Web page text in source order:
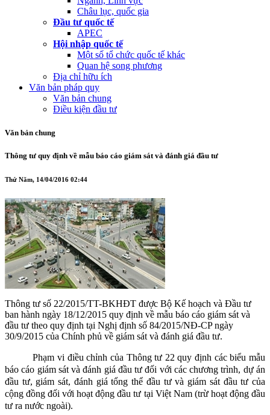
Châu lục, quốc gia
Đầu tư quốc tế
APEC
Hội nhập quốc tế
Một số tổ chức quốc tế khác
Quan hệ song phương
Địa chỉ hữu ích
Văn bản pháp quy
Văn bản chung
Điều kiện đầu tư
Văn bản chung
Thông tư quy định về mẫu báo cáo giám sát và đánh giá đầu tư
Thứ Năm, 14/04/2016 02:44
Thông tư số 22/2015/TT-BKHĐT được Bộ Kế hoạch và Đầu tư
ban hành ngày 18/12/2015 quy định về mẫu báo cáo giám sát và
đầu tư theo quy định tại Nghị định số 84/2015/NĐ-CP ngày
30/9/2015 của Chính phủ về giám sát và đánh giá đầu tư.
Phạm vi điều chỉnh của Thông tư 22 quy định các biểu mẫu
báo cáo giám sát và đánh giá đầu tư đối với các chương trình, dự án
đầu tư, giám sát, đánh giá tổng thể đầu tư và giám sát đầu tư của
cộng đồng đối với hoạt động đầu tư tại Việt Nam (trừ hoạt động đầu
tư ra nước ngoài).